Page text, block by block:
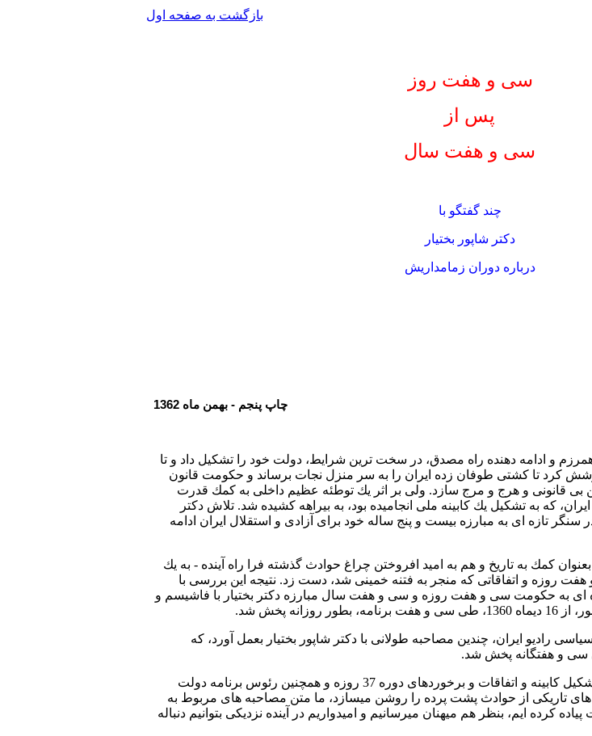
بازگشت به صفحه اول
سی و هفت روز
پس از
سی و هفت سال
چند گفتگو با
دكتر شاپور بختيار
درباره دوران زمامداريش
چاپ پنجم - بهمن ماه 1362
شاپور بختيار، همرزم و ادامه دهنده راه مصدق، در سخت ترين شرايط، دولت خود را تشكيل داد و تا
37 روز مردانه كوشش كرد تا كشتی طوفان زده ايران را به سر منزل نجات برساند و حكومت قانون
بی قانونی و هرج و مرج سازد. ولی بر اثر يك توطئه عظيم داخلی به كمك قدرت
كه به تشكيل يك كابينه ملی انجاميده بود، به بيراهه كشيده شد. تلاش دكتر
سنگر تازه ای به مبارزه بيست و پنج ساله خود برای آزادی و استقلال ايران ادامه
كمك به تاريخ و هم به اميد افروختن چراغ حوادث گذشته فرا راه آينده - به يك
روزه و اتفاقاتی كه منجر به فتنه خمينی شد، دست زد. نتيجه اين بررسی با
از 37 سال كه اشاره ای به حكومت سی و هفت روزه و سی و هفت سال مبارزه دكتر بختيار با فاشيسم و
پخش شد.
راديو ايران، چندين مصاحبه طولانی با دكتر شاپور بختيار بعمل آورد، كه
سی و هفتگانه پخش شد.
از آنجا كه در اين گفتگو، وقايع قبل از تشكيل كابينه و اتفاقات و برخوردهای دوره 37 روزه و همچنين رئوس برنامه دولت
های تاريكی از حوادث پشت پرده را روشن ميسازد، ما متن مصاحبه های مربوط به
كرده ايم، بنظر هم ميهنان ميرسانيم و اميدواريم در آينده نزديكی بتوانيم دنباله